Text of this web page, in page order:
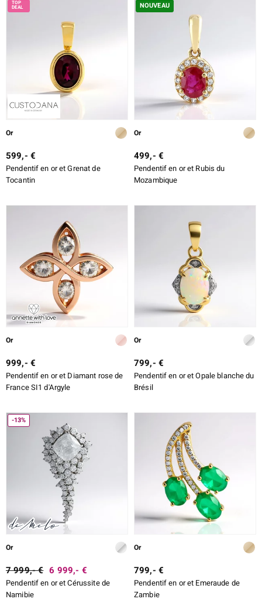
Or
599,- €
Pendentif en or et Grenat de
Tocantin
NOUVEAU
Or
499,- €
Pendentif en or et Rubis du
Mozambique
Or
999,- €
Pendentif en or et Diamant rose de
France SI1 d'Argyle
Or
799,- €
Pendentif en or et Opale blanche du
Brésil
-13%
Or
7 999,- € 6 999,- €
Pendentif en or et Cérussite de
Namibie
Or
799,- €
Pendentif en or et Emeraude de
Zambie